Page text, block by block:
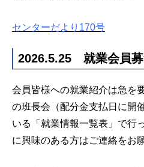
センターだより170号
2026.5.25 就業会員募
会員皆様への就業紹介は急を
の班長会（配分金支払日に開
いる「就業情報一覧表」で行
に興味のある方はご連絡をお